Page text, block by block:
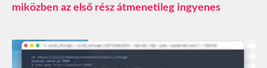
miközben az első rész átmenetileg ingyenes